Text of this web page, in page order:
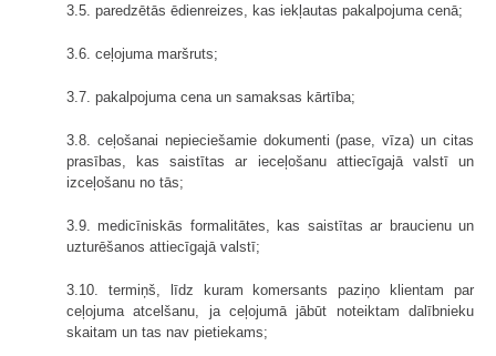
3.5. paredzētās ēdienreizes, kas iekļautas pakalpojuma cenā;
3.6. ceļojuma maršruts;
3.7. pakalpojuma cena un samaksas kārtība;
3.8. ceļošanai nepieciešamie dokumenti (pase, vīza) un citas
prasības, kas saistītas ar ieceļošanu attiecīgajā valstī un
izceļošanu no tās;
3.9. medicīniskās formalitātes, kas saistītas ar braucienu un
uzturēšanos attiecīgajā valstī;
3.10. termiņš, līdz kuram komersants paziņo klientam par
ceļojuma atcelšanu, ja ceļojumā jābūt noteiktam dalībnieku
skaitam un tas nav pietiekams;